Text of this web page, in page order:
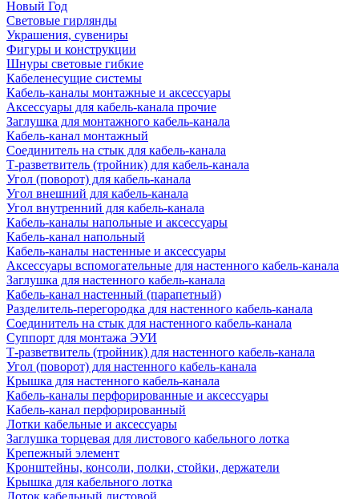
Новый Год
Световые гирлянды
Украшения, сувениры
Фигуры и конструкции
Шнуры световые гибкие
Кабеленесущие системы
Кабель-каналы монтажные и аксессуары
Аксессуары для кабель-канала прочие
Заглушка для монтажного кабель-канала
Кабель-канал монтажный
Соединитель на стык для кабель-канала
Т-разветвитель (тройник) для кабель-канала
Угол (поворот) для кабель-канала
Угол внешний для кабель-канала
Угол внутренний для кабель-канала
Кабель-каналы напольные и аксессуары
Кабель-канал напольный
Кабель-каналы настенные и аксессуары
Аксессуары вспомогательные для настенного кабель-канала
Заглушка для настенного кабель-канала
Кабель-канал настенный (парапетный)
Разделитель-перегородка для настенного кабель-канала
Соединитель на стык для настенного кабель-канала
Суппорт для монтажа ЭУИ
Т-разветвитель (тройник) для настенного кабель-канала
Угол (поворот) для настенного кабель-канала
Крышка для настенного кабель-канала
Кабель-каналы перфорированные и аксессуары
Кабель-канал перфорированный
Лотки кабельные и аксессуары
Заглушка торцевая для листового кабельного лотка
Крепежный элемент
Кронштейны, консоли, полки, стойки, держатели
Крышка для кабельного лотка
Лоток кабельный листовой